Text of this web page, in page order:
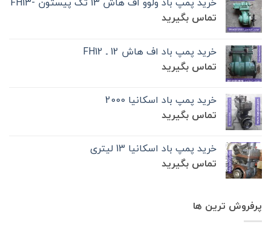
تماس بگیرید
خرید پمپ باد اف هاش 12 ـ FH12
تماس بگیرید
خرید پمپ باد اسکانیا 2000
تماس بگیرید
خرید پمپ باد اسکانیا 13 لیتری
تماس بگیرید
پرفروش ترین ها